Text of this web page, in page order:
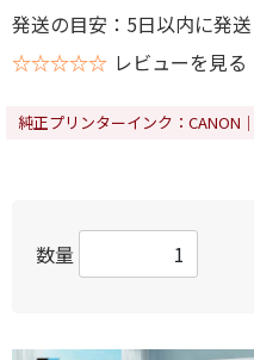
発送の目安：5日以内に発送
☆☆☆☆☆ レビューを見る
純正プリンターインク：CANON
数量